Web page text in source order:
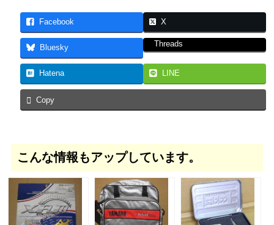
Facebook X
Bluesky Threads
Hatena LINE
Copy
こんな情報もアップしています。